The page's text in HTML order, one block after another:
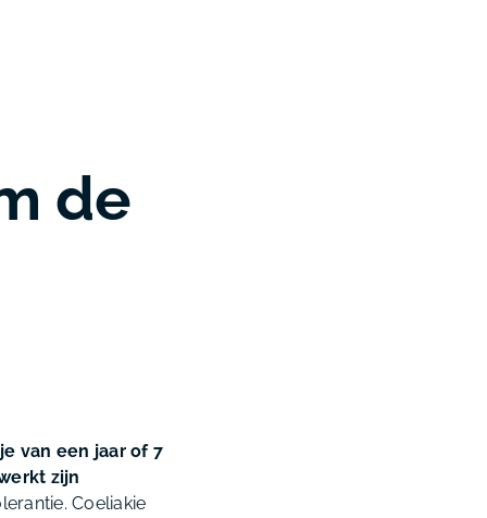
de
van een jaar of 7
zijn
Coeliakie